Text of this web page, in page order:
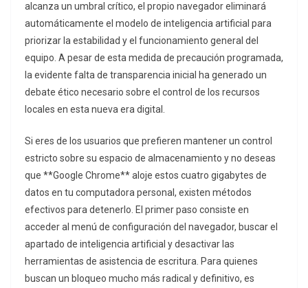
alcanza un umbral crítico, el propio navegador eliminará
automáticamente el modelo de inteligencia artificial para
priorizar la estabilidad y el funcionamiento general del
equipo. A pesar de esta medida de precaución programada,
la evidente falta de transparencia inicial ha generado un
debate ético necesario sobre el control de los recursos
locales en esta nueva era digital.
Si eres de los usuarios que prefieren mantener un control
estricto sobre su espacio de almacenamiento y no deseas
que **Google Chrome** aloje estos cuatro gigabytes de
datos en tu computadora personal, existen métodos
efectivos para detenerlo. El primer paso consiste en
acceder al menú de configuración del navegador, buscar el
apartado de inteligencia artificial y desactivar las
herramientas de asistencia de escritura. Para quienes
buscan un bloqueo mucho más radical y definitivo, es